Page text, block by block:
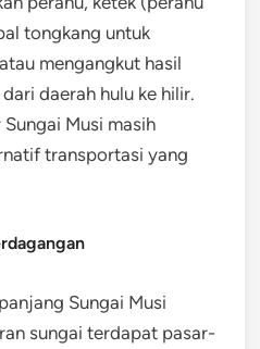
tongkang untuk
mengangkut hasil
daerah hulu ke hilir.
Musi masih
transportasi yang
Sungai Musi
sungai terdapat pasar-